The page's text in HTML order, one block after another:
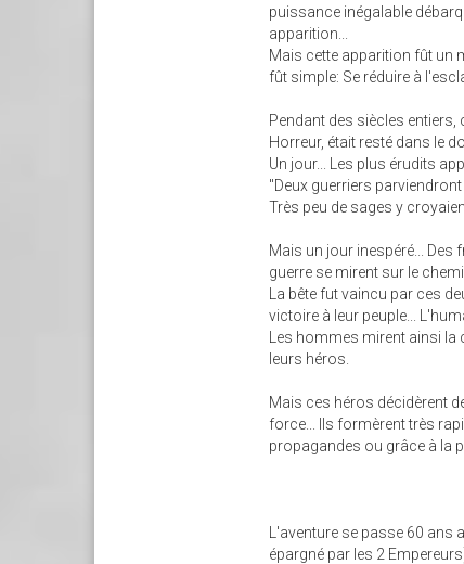
puissance inégalable
apparition...
Mais cette apparition fût un
fût simple: Se réduire à
Pendant des siècles
Horreur, était resté dans le
Un jour... Les plus érudits
"Deux guerriers
Très peu de sages y
Mais un jour inespéré... Des
guerre se mirent sur le
La bête fut vaincu par ces
victoire à leur peuple...
Les hommes mirent ainsi
leurs héros.
Mais ces héros décidèrent
force... Ils formèrent très
propagandes ou grâce à la
L'aventure se passe 60
épargné par les 2